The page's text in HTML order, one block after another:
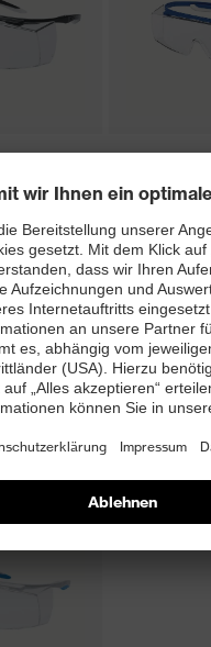
super
OTG
Beschichtung.
121 °C) konzipiert.